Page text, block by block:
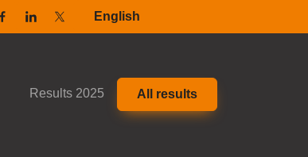
Facebook
LinkedinTwitter / X
English
Results 2025 All results